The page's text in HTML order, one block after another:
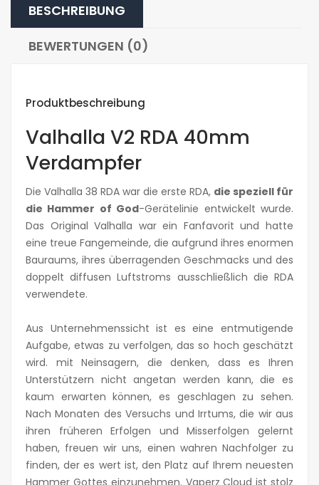
BESCHREIBUNG
BEWERTUNGEN (0)
Produktbeschreibung
Valhalla V2 RDA 40mm
Verdampfer
Die Valhalla 38 RDA war die erste RDA, die speziell für
die Hammer of God-Gerätelinie entwickelt wurde.
Das Original Valhalla war ein Fanfavorit und hatte
eine treue Fangemeinde, die aufgrund ihres enormen
Bauraums, ihres überragenden Geschmacks und des
doppelt diffusen Luftstroms ausschließlich die RDA
verwendete.
Aus Unternehmenssicht ist es eine entmutigende
Aufgabe, etwas zu verfolgen, das so hoch geschätzt
wird. mit Neinsagern, die denken, dass es Ihren
Unterstützern nicht angetan werden kann, die es
kaum erwarten können, es geschlagen zu sehen.
Nach Monaten des Versuchs und Irrtums, die wir aus
ihren früheren Erfolgen und Misserfolgen gelernt
haben, freuen wir uns, einen wahren Nachfolger zu
finden, der es wert ist, den Platz auf Ihrem neuesten
Hammer Gottes einzunehmen. Vaperz Cloud ist stolz